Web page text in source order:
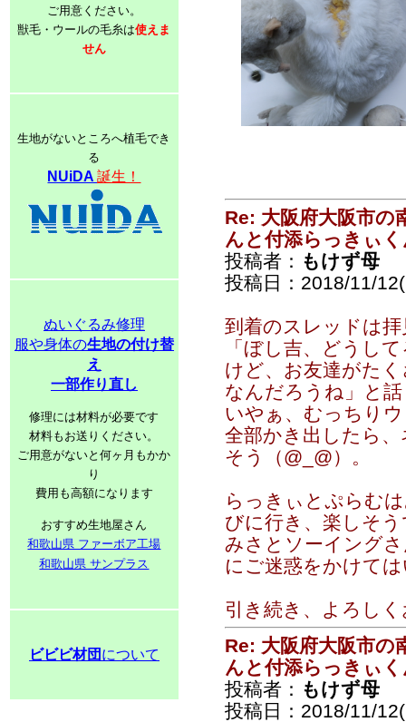
ご用意ください。
獣毛・ウールの毛糸は使えま
せん
生地がないところへ植毛でき
る
NUiDA誕生！
ぬいぐるみ修理
服や身体の生地の付け替
え
一部作り直し
修理には材料が必要です
材料もお送りください。
ご用意がないと何ヶ月もかか
り
費用も高額になります
おすすめ生地屋さん
和歌山県 ファーボア工場
和歌山県 サンプラス
ビビビ材団 について
Re: 大阪府大阪市の
んと付添らっきぃ
投稿者： もけず母
投稿日：2018/11/
到着のスレッドは
「ぼし吉、どうし
けど、お友達がた
なんだろうね」と
いやぁ、むっちり
全部かき出したら
そう（@_@）。
らっきぃとぷらむ
びに行き、楽しそ
みさとソーイング
にご迷惑をかけて
引き続き、よろし
Re: 大阪府大阪市の
んと付添らっきぃ
投稿者： もけず母
投稿日：2018/11/